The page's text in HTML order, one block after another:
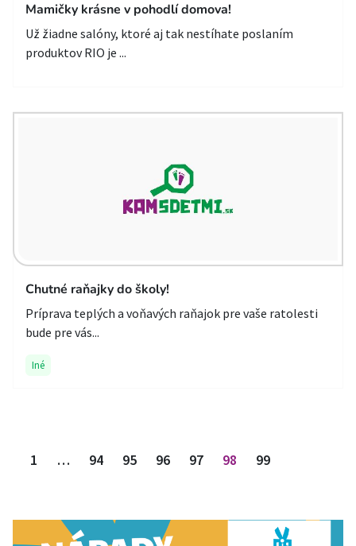
Mamičky krásne v pohodlí domova!
Už žiadne salóny, ktoré aj tak nestíhate poslaním
produktov RIO je ...
Chutné raňajky do školy!
Príprava teplých a voňavých raňajok pre vaše ratolesti
bude pre vás...
Iné
1 … 94 95 96 97 98 99